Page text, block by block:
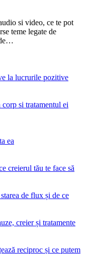
si video, ce te pot
teme legate de
la lucrurile pozitive
si tratamentul ei
ea
creierul tău te face să
de flux și de ce
creier și tratamente
reciproc și ce putem